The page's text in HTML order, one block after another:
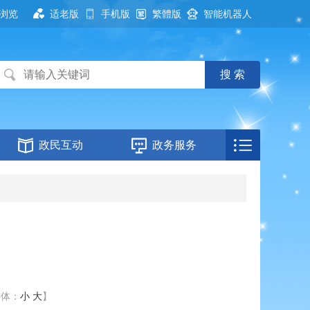
览 适老版 手机版 繁體版 智能机器人
政民互动 政务服务
： 小 大】